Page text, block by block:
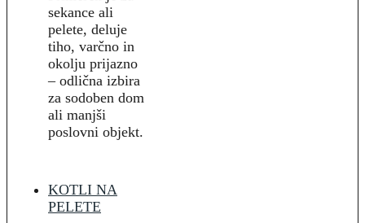
sekance ali
pelete, deluje
tiho, varčno in
okolju prijazno
– odlična izbira
za sodoben dom
ali manjši
poslovni objekt.
KOTLI NA
PELETE